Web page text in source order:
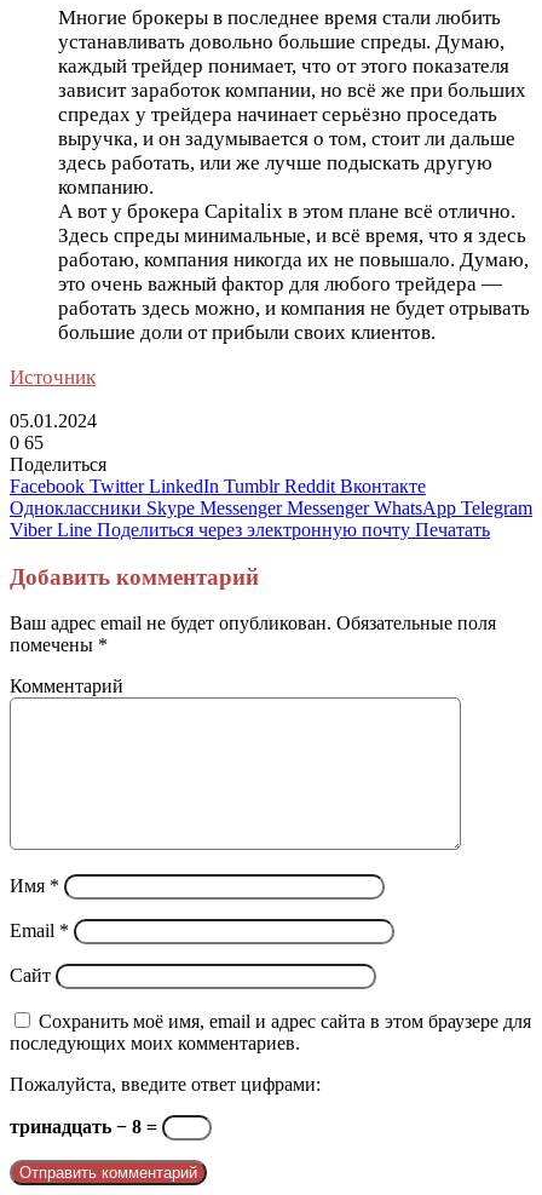
Многие брокеры в последнее время стали любить
устанавливать довольно большие спреды. Думаю,
каждый трейдер понимает, что от этого показателя
зависит заработок компании, но всё же при больших
спредах у трейдера начинает серьёзно проседать
выручка, и он задумывается о том, стоит ли дальше
здесь работать, или же лучше подыскать другую
компанию.
А вот у брокера Capitalix в этом плане всё отлично.
Здесь спреды минимальные, и всё время, что я здесь
работаю, компания никогда их не повышало. Думаю,
это очень важный фактор для любого трейдера —
работать здесь можно, и компания не будет отрывать
большие доли от прибыли своих клиентов.
Источник
05.01.2024
0 65
Поделиться
Facebook Twitter LinkedIn Tumblr Reddit Вконтакте
Одноклассники Skype Messenger Messenger WhatsApp Telegram
Viber Line Поделиться через электронную почту Печатать
Добавить комментарий
Ваш адрес email не будет опубликован. Обязательные поля
помечены *
Комментарий
Имя *
Email *
Сайт
Сохранить моё имя, email и адрес сайта в этом браузере для
последующих моих комментариев.
Пожалуйста, введите ответ цифрами:
тринадцать − 8 =